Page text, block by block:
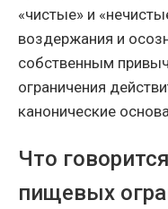
«чистые» и
воздержания и
собственным
ограничения
канонические
Что
пищевых